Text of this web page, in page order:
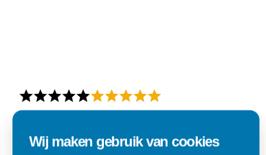
"Materiaal was goed en de prijs ook. Dus zeker tevreden.."
Wij maken gebruik van cookies